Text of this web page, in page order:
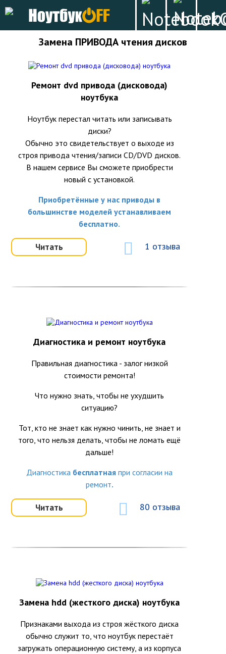
Замена ПРИВОДА чтения дисков
Ремонт dvd привода (дисковода)
ноутбука
Ноутбук перестал читать или записывать
диски?
Обычно это свидетельствует о выходе из
строя привода чтения/записи CD/DVD дисков.
В нашем сервисе Вы сможете приобрести
новый с установкой.
Приобретённые у нас приводы в
большинстве моделей устанавливаем
бесплатно.
Читать 1 отзыва
Диагностика и ремонт ноутбука
Правильная диагностика - залог низкой
стоимости ремонта!
Что нужно знать, чтобы не ухудшить
ситуацию?
Тот, кто не знает как нужно чинить, не знает и
того, что нельзя делать, чтобы не ломать ещё
дальше!
Диагностика бесплатнаяпри согласии на
ремонт.
Читать 80 отзыва
Замена hdd (жесткого диска) ноутбука
Признаками выхода из строя жёсткого диска
обычно служит то, что ноутбук перестаёт
загружать операционную систему, а из корпуса